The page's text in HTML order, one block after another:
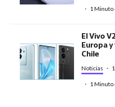
· 1 Minuto
El Vivo
Europa
Chile
Noticias ·
· 1 Minuto